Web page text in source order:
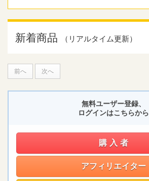
新着商品 （リアルタイム更新）
前へ 次へ
無料ユーザー登録、
ログインはこちらから
購入者
アフィリエイター